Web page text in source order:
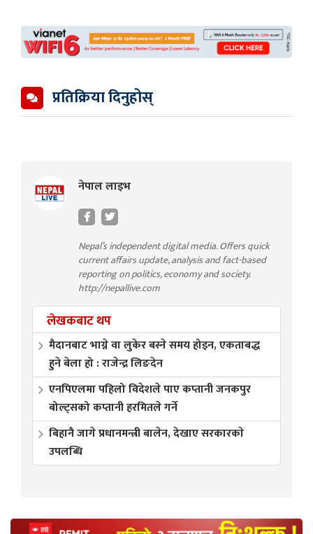
प्रतिक्रिया दिनुहोस्
नेपाल लाइभ
Nepal’s independent digital media. Offers quick
current affairs update, analysis and fact-based
reporting on politics, economy and society.
http://nepallive.com
लेखकबाट थप
मैदानबाट भाग्ने वा लुकेर बस्ने समय होइन, एकताबद्ध
हुने बेला हो : राजेन्द्र लिङदेन
एनपिएलमा पहिलो विदेशले पाए कप्तानी जनकपुर
बोल्ट्सको कप्तानी हरमितले गर्ने
बिहानै जागे प्रधानमन्त्री बालेन, देखाए सरकारकाे
उपलब्धि